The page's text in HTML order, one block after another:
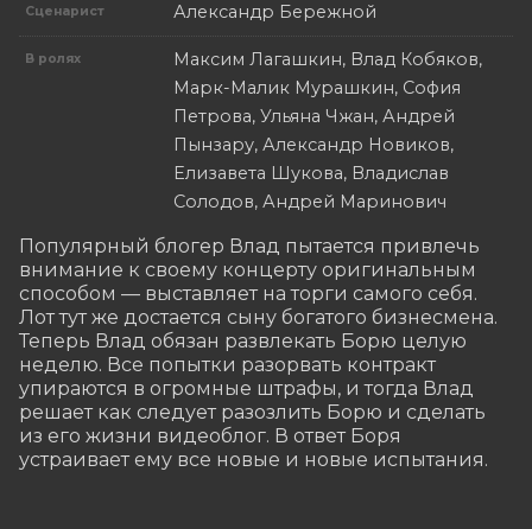
Сценарист Александр Бережной
В ролях
Максим Лагашкин, Влад Кобяков,
Марк-Малик Мурашкин, София
Петрова, Ульяна Чжан, Андрей
Пынзару, Александр Новиков,
Елизавета Шукова, Владислав
Солодов, Андрей Маринович
Популярный блогер Влад пытается привлечь
внимание к своему концерту оригинальным
способом — выставляет на торги самого себя.
Лот тут же достается сыну богатого бизнесмена.
Теперь Влад обязан развлекать Борю целую
неделю. Все попытки разорвать контракт
упираются в огромные штрафы, и тогда Влад
решает как следует разозлить Борю и сделать
из его жизни видеоблог. В ответ Боря
устраивает ему все новые и новые испытания.